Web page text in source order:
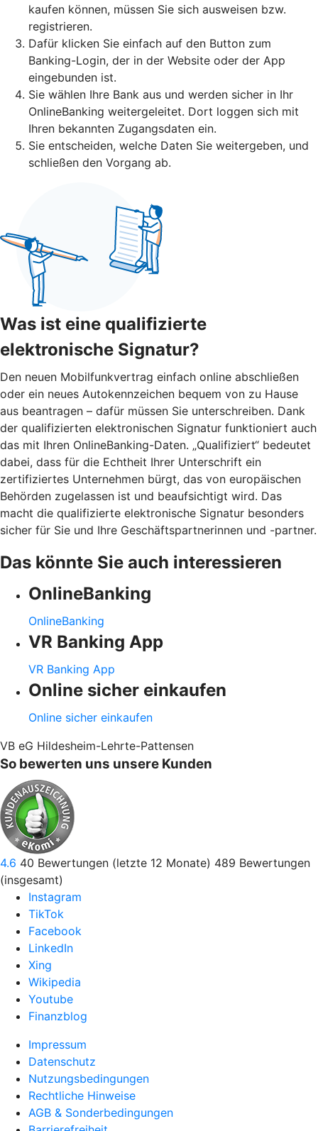
kaufen können, müssen Sie sich ausweisen bzw.
registrieren.
Dafür klicken Sie einfach auf den Button zum
Banking-Login, der in der Website oder der App
eingebunden ist.
Sie wählen Ihre Bank aus und werden sicher in Ihr
OnlineBanking weitergeleitet. Dort loggen sich mit
Ihren bekannten Zugangsdaten ein.
Sie entscheiden, welche Daten Sie weitergeben, und
schließen den Vorgang ab.
Was ist eine qualifizierte
elektronische Signatur?
Den neuen Mobilfunkvertrag einfach online abschließen
oder ein neues Autokennzeichen bequem von zu Hause
aus beantragen – dafür müssen Sie unterschreiben. Dank
der qualifizierten elektronischen Signatur funktioniert auch
das mit Ihren OnlineBanking-Daten. „Qualifiziert“ bedeutet
dabei, dass für die Echtheit Ihrer Unterschrift ein
zertifiziertes Unternehmen bürgt, das von europäischen
Behörden zugelassen ist und beaufsichtigt wird. Das
macht die qualifizierte elektronische Signatur besonders
sicher für Sie und Ihre Geschäftspartnerinnen und -partner.
Das könnte Sie auch interessieren
OnlineBanking
OnlineBanking
VR Banking App
VR Banking App
Online sicher einkaufen
Online sicher einkaufen
VB eG Hildesheim-Lehrte-Pattensen
So bewerten uns unsere Kunden
4.6 40 Bewertungen (letzte 12 Monate) 489 Bewertungen
(insgesamt)
Instagram
TikTok
Facebook
LinkedIn
Xing
Wikipedia
Youtube
Finanzblog
Impressum
Datenschutz
Nutzungsbedingungen
Rechtliche Hinweise
AGB & Sonderbedingungen